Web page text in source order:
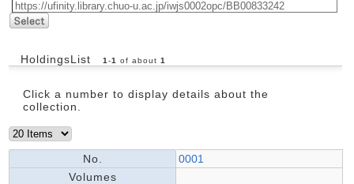
HoldingsList 1 -1 of about 1
Click a number to display details about the
collection.
No.
0001
Volumes